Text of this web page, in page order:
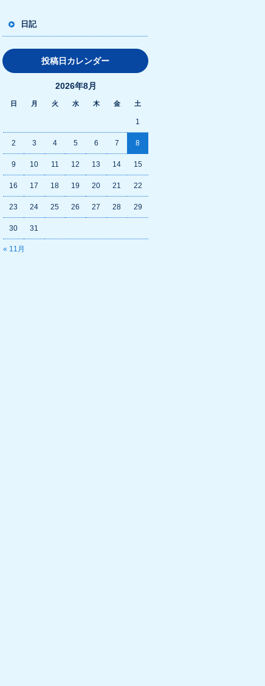
日記
投稿日カレンダー
2026年8月
日 月 火 水 木 金 土
« 11月
1
2 3 4 5 6 7 8
9 10 11 12 13 14 15
16 17 18 19 20 21 22
23 24 25 26 27 28 29
30 31